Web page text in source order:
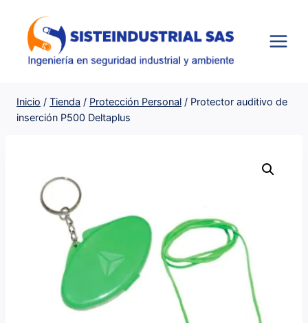
contenido
Inicio / Tienda / Protección Personal / Protector auditivo de
inserción P500 Deltaplus